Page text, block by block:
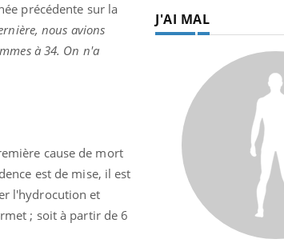
précédente sur la
nous avions
à 34. On n'a
cause de mort
est de mise, il est
l'hydrocution et
; soit à partir de 6
J'AI MAL